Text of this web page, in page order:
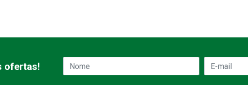
ofertas!